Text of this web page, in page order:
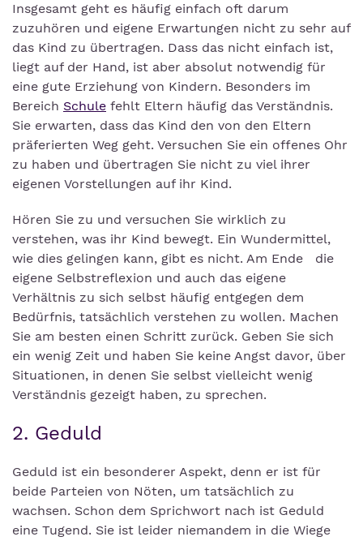
Insgesamt geht es häufig einfach oft darum
zuzuhören und eigene Erwartungen nicht zu sehr auf
das Kind zu übertragen. Dass das nicht einfach ist,
liegt auf der Hand, ist aber absolut notwendig für
eine gute Erziehung von Kindern. Besonders im
Bereich Schule fehlt Eltern häufig das Verständnis.
Sie erwarten, dass das Kind den von den Eltern
präferierten Weg geht. Versuchen Sie ein offenes Ohr
zu haben und übertragen Sie nicht zu viel ihrer
eigenen Vorstellungen auf ihr Kind.
Hören Sie zu und versuchen Sie wirklich zu
verstehen, was ihr Kind bewegt. Ein Wundermittel,
wie dies gelingen kann, gibt es nicht. Am Ende die
eigene Selbstreflexion und auch das eigene
Verhältnis zu sich selbst häufig entgegen dem
Bedürfnis, tatsächlich verstehen zu wollen. Machen
Sie am besten einen Schritt zurück. Geben Sie sich
ein wenig Zeit und haben Sie keine Angst davor, über
Situationen, in denen Sie selbst vielleicht wenig
Verständnis gezeigt haben, zu sprechen.
2. Geduld
Geduld ist ein besonderer Aspekt, denn er ist für
beide Parteien von Nöten, um tatsächlich zu
wachsen. Schon dem Sprichwort nach ist Geduld
eine Tugend. Sie ist leider niemandem in die Wiege